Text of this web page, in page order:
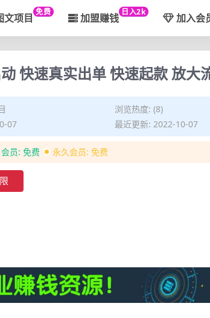
文项目 免费 加盟赚钱 日入2k 加入会
快速真实出单 快速起款 放大
浏览热度: (8)
07
最近更新: 2022-10-07
会员: 免费 永久会员: 免费